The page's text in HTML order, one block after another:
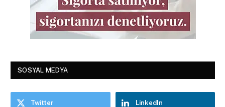
SOSYAL MEDYA
Twitter LinkedIn